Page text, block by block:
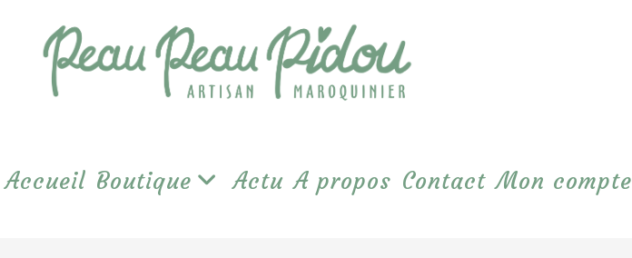
Accueil Boutique Actu A propos Contact Mon compte